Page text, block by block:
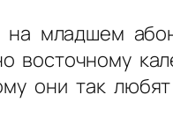
младшем
восточному
они так